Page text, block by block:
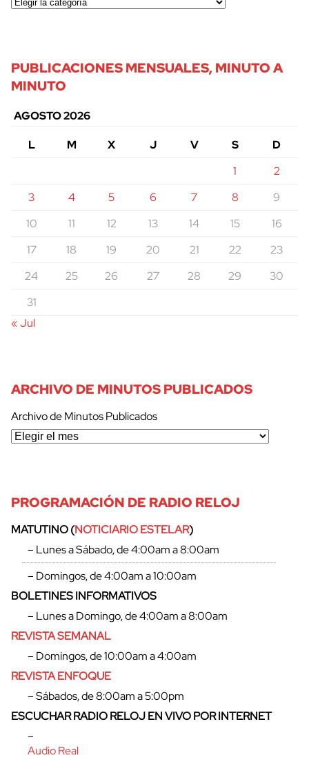
cerrar
PUBLICACIONES MENSUALES, MINUTO A
MINUTO
AGOSTO 2026
L
M X J V S
D
1
2
3
4 5 6 7 8
9
10
11 12 13 14 15
16
17
18 19 20 21 22
23
24
25 26 27 28 29
30
31
« Jul
ARCHIVO DE MINUTOS PUBLICADOS
Archivo de Minutos Publicados
PROGRAMACIÓN DE RADIO RELOJ
MATUTINO (NOTICIARIO ESTELAR)
– Lunes a Sábado, de 4:00am a 8:00am
– Domingos, de 4:00am a 10:00am
BOLETINES INFORMATIVOS
– Lunes a Domingo, de 4:00am a 8:00am
REVISTA SEMANAL
– Domingos, de 10:00am a 4:00am
REVISTA ENFOQUE
– Sábados, de 8:00am a 5:00pm
ESCUCHAR RADIO RELOJ EN VIVO POR INTERNET
–
Audio Real